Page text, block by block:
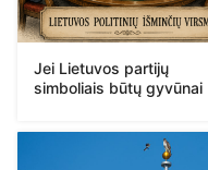
Jei Lietuvos partijų
simboliais būtų gyvūnai